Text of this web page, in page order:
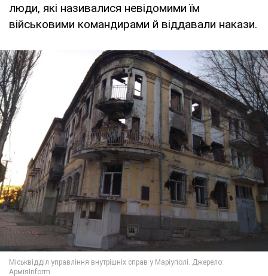
люди, які називалися невідомими їм
військовими командирами й віддавали накази.